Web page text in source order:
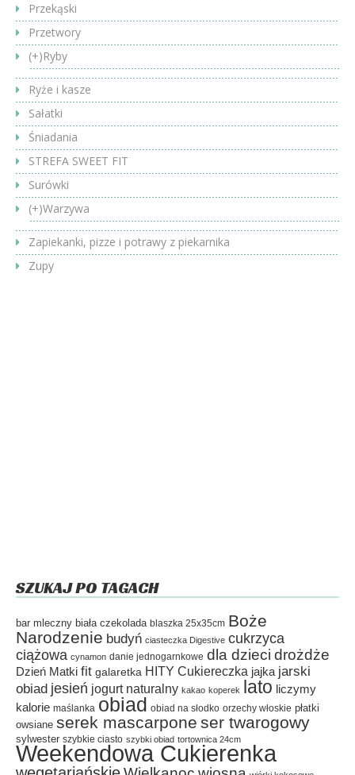
Przekąski
Przetwory
(+)Ryby
Ryże i kasze
Sałatki
Śniadania
STREFA SWEET FIT
Surówki
(+)Warzywa
Zapiekanki, pizze i potrawy z piekarnika
Zupy
SZUKAJ PO TAGACH
bar mleczny biała czekolada blaszka 25x35cm Boże
Narodzenie budyń ciasteczka Digestive cukrzyca
ciążowa cynamon danie jednogarnkowe dla dzieci drożdże
Dzień Matki fit galaretka HITY Cukiereczka jajka jarski
obiad jesień jogurt naturalny kakao koperek lato liczymy
kalorie maślanka obiad obiad na słodko orzechy włoskie płatki
owsiane serek mascarpone ser twarogowy
sylwester szybkie ciasto szybki obiad tortownica 24cm
Weekendowa Cukierenka